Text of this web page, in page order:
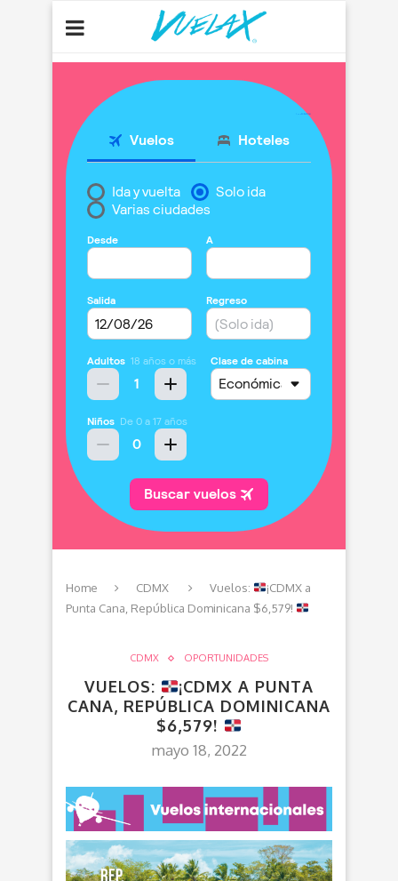
Home CDMX Vuelos:
¡CDMX a
Punta Cana, República Dominicana $6,579!
CDMX OPORTUNIDADES
VUELOS:
¡CDMX A PUNTA
CANA, REPÚBLICA DOMINICANA
$6,579!
mayo 18, 2022